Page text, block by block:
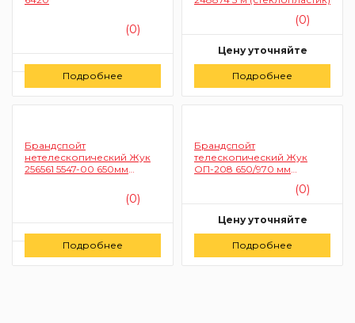
(0)
Заказать
Подробнее
(0)
Цену уточняйте
Заказать
Подробнее
Брандспойт
нетелескопический Жук
256561 5547-00 650мм
(0)
Заказать
Подробнее
Брандспойт
телескопический Жук
ОП-208 650/970 мм
(0)
Цену уточняйте
Заказать
Подробнее